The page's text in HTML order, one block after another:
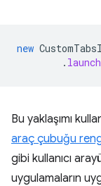
new
.
Bu yaklaşımı
araç çubuğu
gibi kullanıcı
uygulamaların